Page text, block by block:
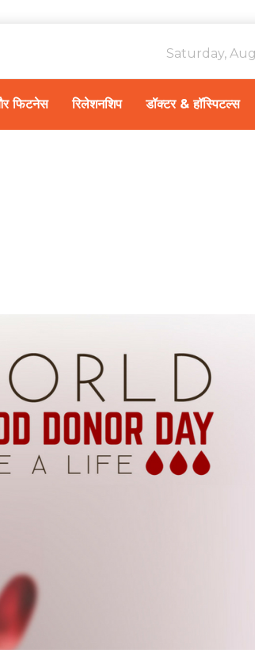
Saturday,
फिटनेस रिलेशनशिप डॉक्टर & हॉस्पिटल्स